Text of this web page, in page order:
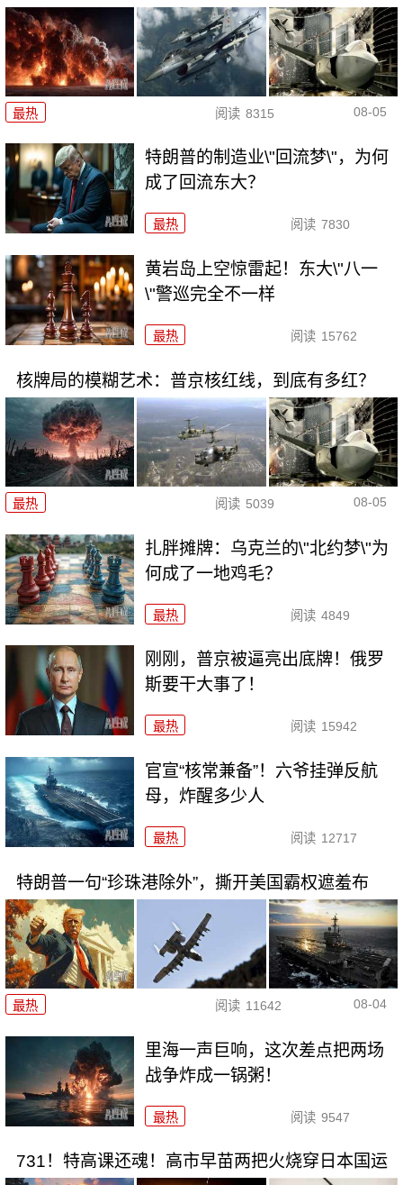
最热 阅读 8315 08-05
特朗普的制造业\"回流梦\"，为何
成了回流东大？
最热 阅读 7830
黄岩岛上空惊雷起！东大\"八一
\"警巡完全不一样
最热 阅读 15762
核牌局的模糊艺术：普京核红线，到底有多红？
最热 阅读 5039 08-05
扎胖摊牌：乌克兰的\"北约梦\"为
何成了一地鸡毛？
最热 阅读 4849
刚刚，普京被逼亮出底牌！俄罗
斯要干大事了！
最热 阅读 15942
官宣“核常兼备”！六爷挂弹反航
母，炸醒多少人
最热 阅读 12717
特朗普一句“珍珠港除外”，撕开美国霸权遮羞布
最热 阅读 11642 08-04
里海一声巨响，这次差点把两场
战争炸成一锅粥！
最热 阅读 9547
731！特高课还魂！高市早苗两把火烧穿日本国运